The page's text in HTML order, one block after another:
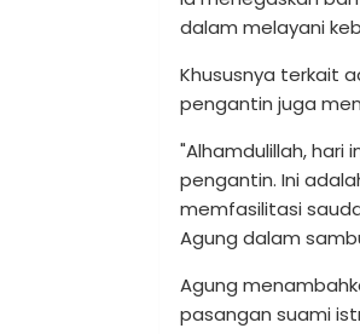
dalam melayani
Khususnya terkait
pengantin juga
"Alhamdulillah, hari
pengantin. Ini
memfasilitasi
Agung dalam
Agung
pasangan suami